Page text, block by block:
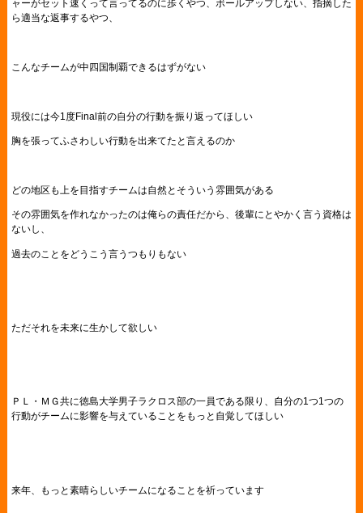
ャーがセット速くって言ってるのに歩くやつ、ボールアップしない、指摘した
ら適当な返事するやつ、
こんなチームが中四国制覇できるはずがない
現役には今1度Final前の自分の行動を振り返ってほしい
胸を張ってふさわしい行動を出来てたと言えるのか
どの地区も上を目指すチームは自然とそういう雰囲気がある
その雰囲気を作れなかったのは俺らの責任だから、後輩にとやかく言う資格は
ないし、
過去のことをどうこう言うつもりもない
ただそれを未来に生かして欲しい
ＰＬ・ＭＧ共に徳島大学男子ラクロス部の一員である限り、自分の1つ1つの
行動がチームに影響を与えていることをもっと自覚してほしい
来年、もっと素晴らしいチームになることを祈っています